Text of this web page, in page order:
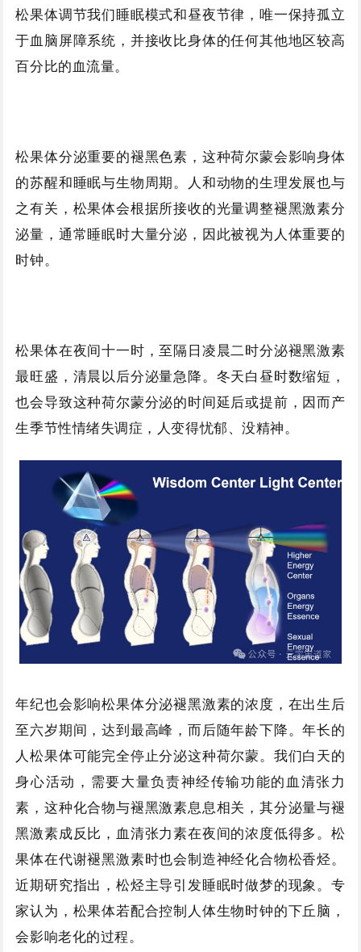
松果体调节我们睡眠模式和昼夜节律，唯一保持孤立
于血脑屏障系统，并接收比身体的任何其他地区较高
百分比的血流量。
松果体分泌重要的褪黑色素，这种荷尔蒙会影响身体
的苏醒和睡眠与生物周期。人和动物的生理发展也与
之有关，松果体会根据所接收的光量调整褪黑激素分
泌量，通常睡眠时大量分泌，因此被视为人体重要的
时钟。
松果体在夜间十一时，至隔日凌晨二时分泌褪黑激素
最旺盛，清晨以后分泌量急降。冬天白昼时数缩短，
也会导致这种荷尔蒙分泌的时间延后或提前，因而产
生季节性情绪失调症，人变得忧郁、没精神。
年纪也会影响松果体分泌褪黑激素的浓度，在出生后
至六岁期间，达到最高峰，而后随年龄下降。年长的
人松果体可能完全停止分泌这种荷尔蒙。我们白天的
身心活动，需要大量负责神经传输功能的血清张力
素，这种化合物与褪黑激素息息相关，其分泌量与褪
黑激素成反比，血清张力素在夜间的浓度低得多。松
果体在代谢褪黑激素时也会制造神经化合物松香烃。
近期研究指出，松烃主导引发睡眠时做梦的现象。专
家认为，松果体若配合控制人体生物时钟的下丘脑，
会影响老化的过程。